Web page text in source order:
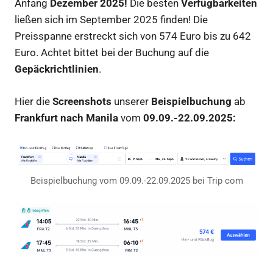
Anfang Dezember 2025! Die besten Verfügbarkeiten
ließen sich im September 2025 finden! Die
Preisspanne erstreckt sich von 574 Euro bis zu 642
Euro. Achtet bittet bei der Buchung auf die
Gepäckrichtlinien.
Hier die Screenshots unserer Beispielbuchung ab
Frankfurt nach Manila vom 09.09.-22.09.2025:
Beispielbuchung vom 09.09.-22.09.2025 bei Trip com